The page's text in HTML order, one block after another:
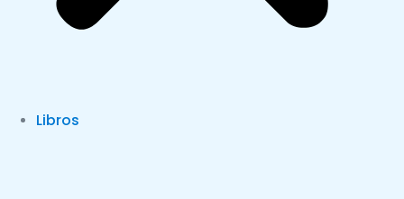
Libros